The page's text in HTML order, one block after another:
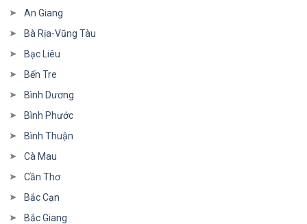
An Giang
Bà Rịa-Vũng Tàu
Bạc Liêu
Bến Tre
Bình Dương
Bình Phước
Bình Thuận
Cà Mau
Cần Thơ
Bắc Cạn
Bắc Giang